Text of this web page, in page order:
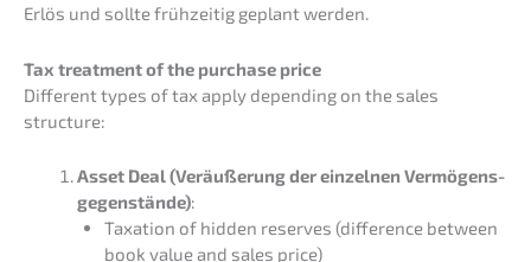
Erlös und sollte frühzei­tig geplant werden.
Tax treat­ment of the purcha­se price
Diffe­rent types of tax apply depen­ding on the sales
structure:
Asset Deal (Veräu­ße­rung der einzel­nen Vermö­gens­
ge­gen­stän­de):
Taxati­on of hidden reser­ves (diffe­rence between
book value and sales price)